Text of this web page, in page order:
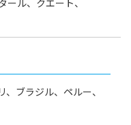
ブラジル、 ペルー、